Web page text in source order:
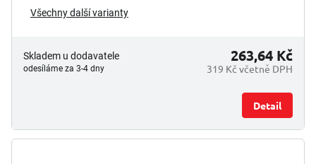
Všechny další varianty
Skladem u dodavatele
odesíláme za 3-4 dny 319 Kč včetně DPH
263,64 Kč
Detail